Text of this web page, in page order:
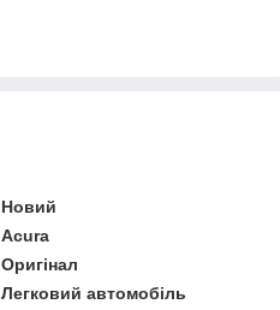
Новий
Acura
Оригінал
Легковий автомобіль